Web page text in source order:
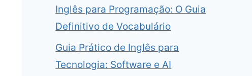
Inglês para Programação: O Guia
Definitivo de Vocabulário
Guia Prático de Inglês para
Tecnologia: Software e AI